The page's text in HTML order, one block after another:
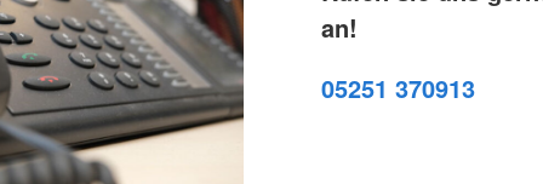
an!
05251 370913